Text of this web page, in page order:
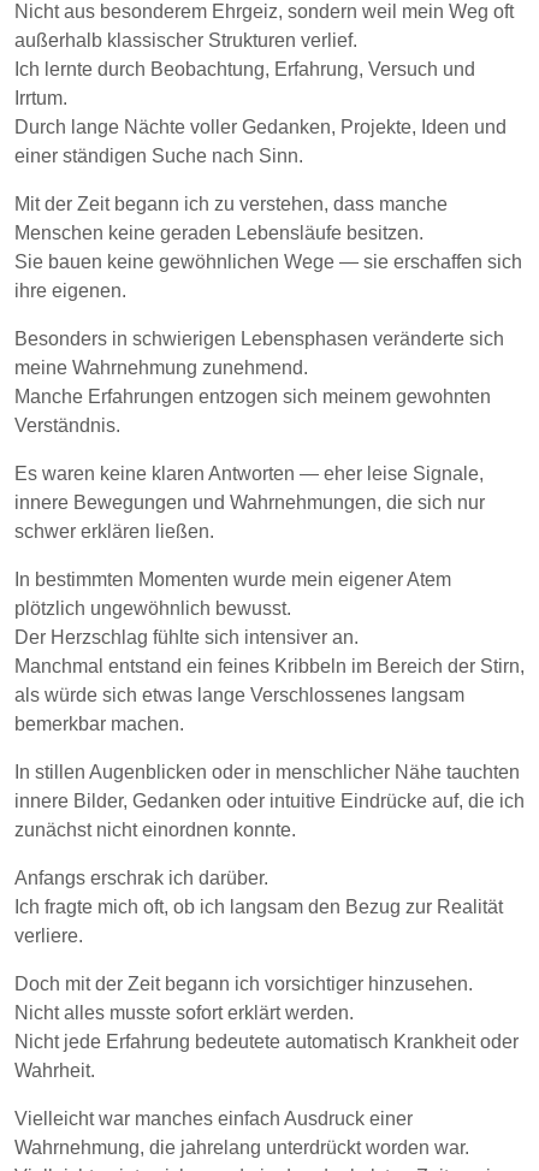
Nicht aus besonderem Ehrgeiz, sondern weil mein Weg oft
außerhalb klassischer Strukturen verlief.
Ich lernte durch Beobachtung, Erfahrung, Versuch und
Irrtum.
Durch lange Nächte voller Gedanken, Projekte, Ideen und
einer ständigen Suche nach Sinn.
Mit der Zeit begann ich zu verstehen, dass manche
Menschen keine geraden Lebensläufe besitzen.
Sie bauen keine gewöhnlichen Wege — sie erschaffen sich
ihre eigenen.
Besonders in schwierigen Lebensphasen veränderte sich
meine Wahrnehmung zunehmend.
Manche Erfahrungen entzogen sich meinem gewohnten
Verständnis.
Es waren keine klaren Antworten — eher leise Signale,
innere Bewegungen und Wahrnehmungen, die sich nur
schwer erklären ließen.
In bestimmten Momenten wurde mein eigener Atem
plötzlich ungewöhnlich bewusst.
Der Herzschlag fühlte sich intensiver an.
Manchmal entstand ein feines Kribbeln im Bereich der Stirn,
als würde sich etwas lange Verschlossenes langsam
bemerkbar machen.
In stillen Augenblicken oder in menschlicher Nähe tauchten
innere Bilder, Gedanken oder intuitive Eindrücke auf, die ich
zunächst nicht einordnen konnte.
Anfangs erschrak ich darüber.
Ich fragte mich oft, ob ich langsam den Bezug zur Realität
verliere.
Doch mit der Zeit begann ich vorsichtiger hinzusehen.
Nicht alles musste sofort erklärt werden.
Nicht jede Erfahrung bedeutete automatisch Krankheit oder
Wahrheit.
Vielleicht war manches einfach Ausdruck einer
Wahrnehmung, die jahrelang unterdrückt worden war.